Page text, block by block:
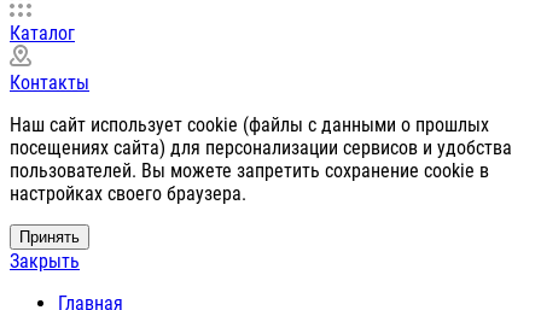
Каталог
Контакты
Наш сайт использует cookie (файлы с данными о прошлых
посещениях сайта) для персонализации сервисов и удобства
пользователей. Вы можете запретить сохранение cookie в
настройках своего браузера.
Принять
Закрыть
Главная